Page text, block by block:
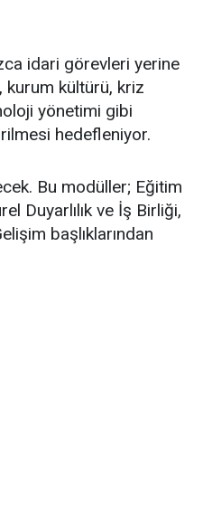
idari görevleri yerine
kültürü, kriz
yönetimi gibi
hedefleniyor.
Bu modüller; Eğitim
Duyarlılık ve İş Birliği,
başlıklarından